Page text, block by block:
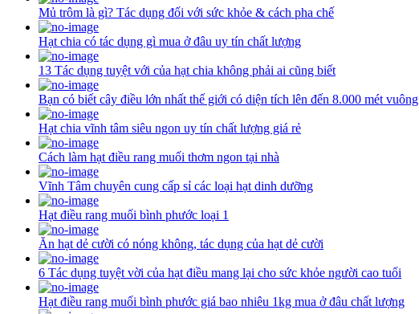
Mủ trôm là gì? Tác dụng đối với sức khỏe & cách pha chế
Hạt chia có tác dụng gì mua ở đâu uy tín chất lượng
13 Tác dụng tuyệt với của hạt chia không phải ai cũng biết
Bạn có biết cây điều lớn nhất thế giới có diện tích lên đến 8.000 mét vuông
Hạt chia vĩnh tâm siêu ngon uy tín chất lượng giá rẻ
Cách làm hạt điều rang muối thơm ngon tại nhà
Vĩnh Tâm chuyên cung cấp sỉ các loại hạt dinh dưỡng
Hạt điều rang muối bình phước loại 1
Ăn hạt dẻ cười có nóng không, tác dụng của hạt dẻ cười
6 Tác dụng tuyệt vời của hạt điều mang lại cho sức khỏe người cao tuổi
Hạt điều rang muối bình phước giá bao nhiêu 1kg mua ở đâu chất lượng